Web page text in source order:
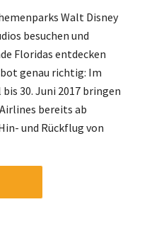
Walt Disney
besuchen und
Floridas entdecken
genau richtig: Im
30. Juni 2017 bringen
bereits ab
und Rückflug von